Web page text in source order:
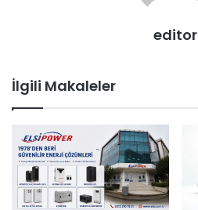
editor
İlgili Makaleler